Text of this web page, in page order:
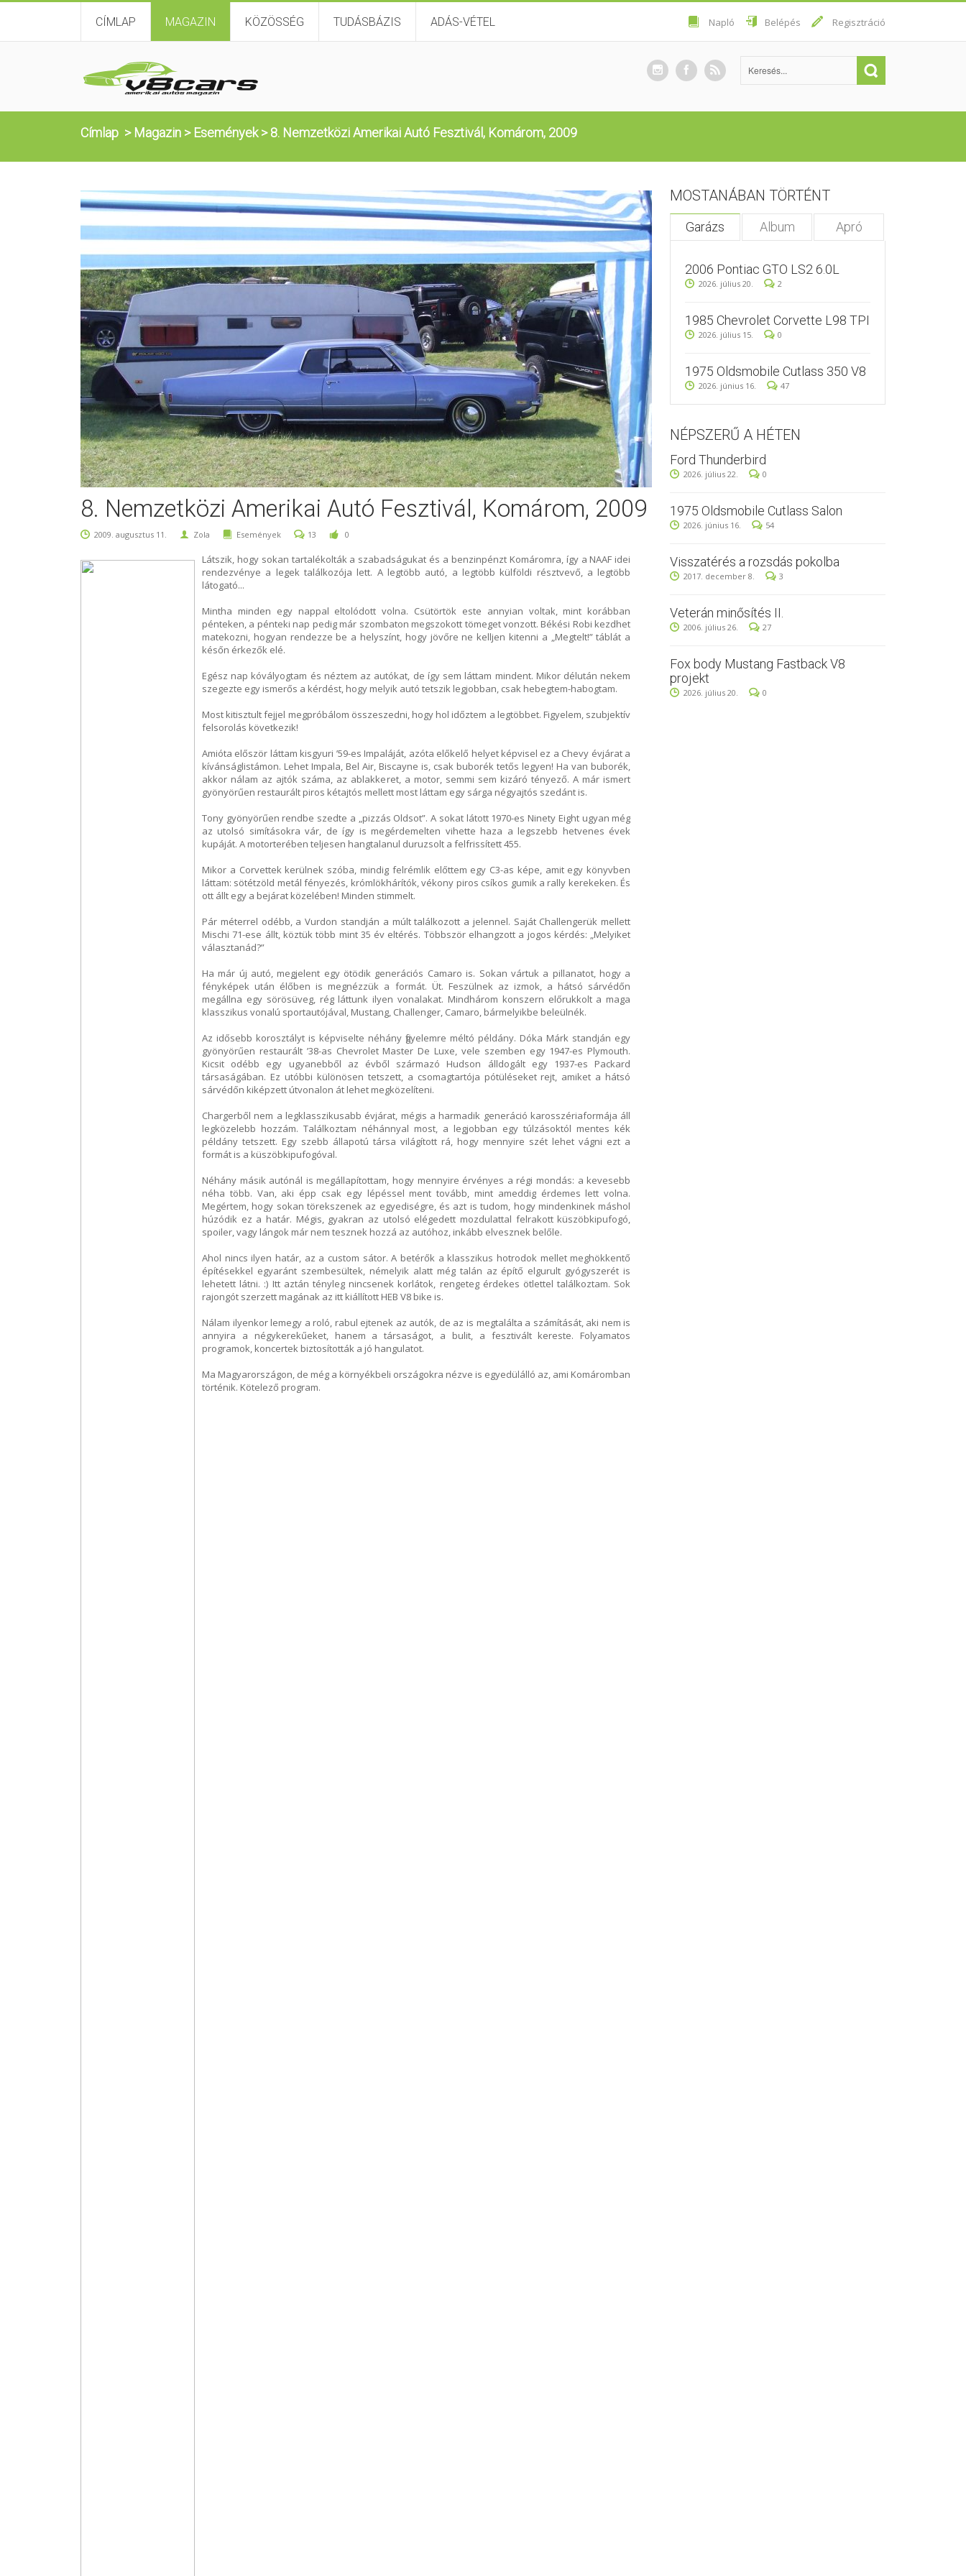
CÍMLAP MAGAZIN KÖZÖSSÉG TUDÁSBÁZIS ADÁS-VÉTEL Napló Belépés Regisztráció
Címlap > Magazin > Események>8. Nemzetközi Amerikai Autó Fesztivál, Komárom, 2009
8. Nemzetközi Amerikai Autó Fesztivál, Komárom, 2009
2009. augusztus 11. Zola Események 13 0
Látszik, hogy sokan tartalékolták a szabadságukat és a benzinpénzt Komáromra, így a NAAF idei
rendezvénye a legek találkozója lett. A legtöbb autó, a legtöbb külföldi résztvevő, a legtöbb
látogató...
Mintha minden egy nappal eltolódott volna. Csütörtök este annyian voltak, mint korábban
pénteken, a pénteki nap pedig már szombaton megszokott tömeget vonzott. Békési Robi kezdhet
matekozni, hogyan rendezze be a helyszínt, hogy jövőre ne kelljen kitenni a „Megtelt!” táblát a
későn érkezők elé.
Egész nap kóvályogtam és néztem az autókat, de így sem láttam mindent. Mikor délután nekem
szegezte egy ismerős a kérdést, hogy melyik autó tetszik legjobban, csak hebegtem-habogtam.
Most kitisztult fejjel megpróbálom összeszedni, hogy hol időztem a legtöbbet. Figyelem, szubjektív
felsorolás következik!
Amióta először láttam kisgyuri ’59-es Impaláját, azóta előkelő helyet képvisel ez a Chevy évjárat a
kívánságlistámon. Lehet Impala, Bel Air, Biscayne is, csak buborék tetős legyen! Ha van buborék,
akkor nálam az ajtók száma, az ablakkeret, a motor, semmi sem kizáró tényező. A már ismert
gyönyörűen restaurált piros kétajtós mellett most láttam egy sárga négyajtós szedánt is.
Tony gyönyörűen rendbe szedte a „pizzás Oldsot”. A sokat látott 1970-es Ninety Eight ugyan még
az utolsó simításokra vár, de így is megérdemelten vihette haza a legszebb hetvenes évek
kupáját. A motorterében teljesen hangtalanul duruzsolt a felfrissített 455.
Mikor a Corvettek kerülnek szóba, mindig felrémlik előttem egy C3-as képe, amit egy könyvben
láttam: sötétzöld metál fényezés, krómlökhárítók, vékony piros csíkos gumik a rally kerekeken. És
ott állt egy a bejárat közelében! Minden stimmelt.
Pár méterrel odébb, a Vurdon standján a múlt találkozott a jelennel. Saját Challengerük mellett
Mischi 71-ese állt, köztük több mint 35 év eltérés. Többször elhangzott a jogos kérdés: „Melyiket
választanád?”
Ha már új autó, megjelent egy ötödik generációs Camaro is. Sokan vártuk a pillanatot, hogy a
fényképek után élőben is megnézzük a formát. Üt. Feszülnek az izmok, a hátsó sárvédőn
megállna egy sörösüveg, rég láttunk ilyen vonalakat. Mindhárom konszern előrukkolt a maga
klasszikus vonalú sportautójával, Mustang, Challenger, Camaro, bármelyikbe beleülnék.
Az idősebb korosztályt is képviselte néhány figyelemre méltó példány. Dóka Márk standján egy
gyönyörűen restaurált ’38-as Chevrolet Master De Luxe, vele szemben egy 1947-es Plymouth.
Kicsit odébb egy ugyanebből az évből származó Hudson álldogált egy 1937-es Packard
társaságában. Ez utóbbi különösen tetszett, a csomagtartója pótüléseket rejt, amiket a hátsó
sárvédőn kiképzett útvonalon át lehet megközelíteni.
Chargerből nem a legklasszikusabb évjárat, mégis a harmadik generáció karosszériaformája áll
legközelebb hozzám. Találkoztam néhánnyal most, a legjobban egy túlzásoktól mentes kék
példány tetszett. Egy szebb állapotú társa világított rá, hogy mennyire szét lehet vágni ezt a
formát is a küszöbkipufogóval.
Néhány másik autónál is megállapítottam, hogy mennyire érvényes a régi mondás: a kevesebb
néha több. Van, aki épp csak egy lépéssel ment tovább, mint ameddig érdemes lett volna.
Megértem, hogy sokan törekszenek az egyediségre, és azt is tudom, hogy mindenkinek máshol
húzódik ez a határ. Mégis, gyakran az utolsó elégedett mozdulattal felrakott küszöbkipufogó,
spoiler, vagy lángok már nem tesznek hozzá az autóhoz, inkább elvesznek belőle.
Ahol nincs ilyen határ, az a custom sátor. A betérők a klasszikus hotrodok mellet meghökkentő
építésekkel egyaránt szembesültek, némelyik alatt még talán az építő elgurult gyógyszerét is
lehetett látni. :) Itt aztán tényleg nincsenek korlátok, rengeteg érdekes ötlettel találkoztam. Sok
rajongót szerzett magának az itt kiállított HEB V8 bike is.
Nálam ilyenkor lemegy a roló, rabul ejtenek az autók, de az is megtalálta a számítását, aki nem is
annyira a négykerekűeket, hanem a társaságot, a bulit, a fesztivált kereste. Folyamatos
programok, koncertek biztosították a jó hangulatot.
Ma Magyarországon, de még a környékbeli országokra nézve is egyedülálló az, ami Komáromban
történik. Kötelező program.
MOSTANÁBAN TÖRTÉNT
Garázs Album Apró
2006 Pontiac GTO LS2 6.0L
2026. július 20. 2
1985 Chevrolet Corvette L98 TPI
2026. július 15. 0
1975 Oldsmobile Cutlass 350 V8
2026. június 16. 47
NÉPSZERŰ A HÉTEN
Ford Thunderbird
2026. július 22. 0
1975 Oldsmobile Cutlass Salon
2026. június 16. 54
Visszatérés a rozsdás pokolba
2017. december 8. 3
Veterán minősítés II.
2006. július 26. 27
Fox body Mustang Fastback V8
projekt
2026. július 20. 0